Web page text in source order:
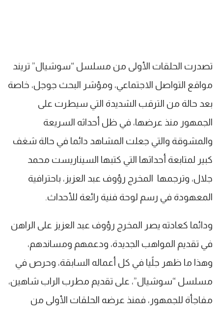
تصدرت الحلقات الأولى من مسلسل “سوشيال” تريند
مواقع التواصل الاجتماعي، ومؤشر البحث جوجل، خاصة
بعد حالة من الترقب الشديدة التي سيطرت على
الجمهور منذ عرضها، في ظل أحداثه السريعة
والمشوقة والتي جعلت المشاهد دائما في حالة شغف
كبير لمتابعة أحداثها التي كتبها السيناريست محمد
جلال، وترجمها المخرج رؤوف عبد العزيز، باحترافية
المعهودة في رسم لوحة فنية رائعة للأحداث.
ودائما كعادته يصر المخرج رؤوف عبد العزيز على الراهن
في تقديم المواهب الجديدة، ودعمهم ومساندهم،
وهذا ما ظهر جلًيا في كل أعماله السابقة، وحرص في
مسلسل “سوشيال”، على تقديم مطرب الراب شاهين،
مفاجأة للجمهور، فمنذ عرضه الحلقات الأولى من